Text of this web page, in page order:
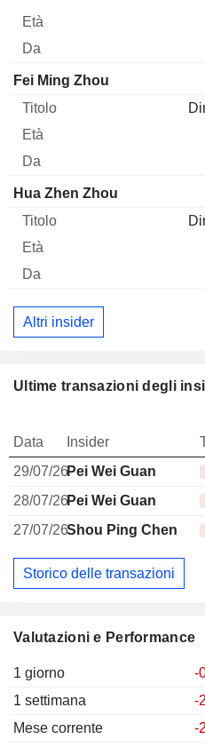
Valutazioni e Performance
1 giorno
-
1 settimana
-
Mese corrente
-
Fei Ming Zhou
Hua Zhen Zhou
Altri insider
Ultime transazioni degli
Data Insider
29/07/26Pei Wei Guan
28/07/26Pei Wei Guan
27/07/26Shou Ping Chen
Storico delle transazioni